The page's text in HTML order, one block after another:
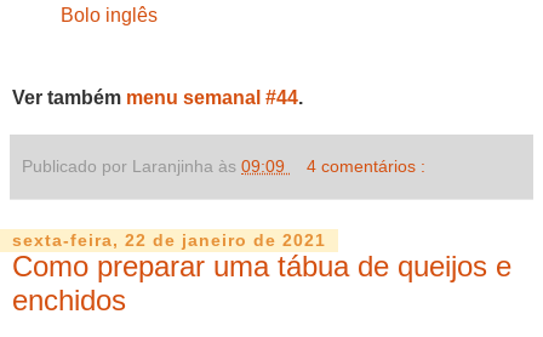
Bolo inglês
Ver também menu semanal #44.
Publicado por Laranjinha às 09:09 4 comentários :
sexta-feira, 22 de janeiro de 2021
Como preparar uma tábua de queijos e
enchidos